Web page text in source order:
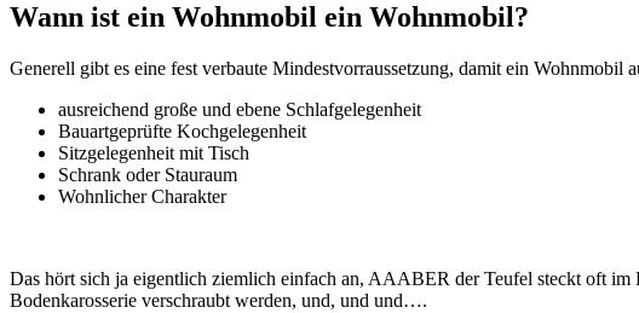
Wann ist ein Wohnmobil ein Wohnmobil?
Generell gibt es eine fest verbaute Mindestvorraussetzung, damit ein
ausreichend große und ebene Schlafgelegenheit
Bauartgeprüfte Kochgelegenheit
Sitzgelegenheit mit Tisch
Schrank oder Stauraum
Wohnlicher Charakter
Das hört sich ja eigentlich ziemlich einfach an, AAABER der Teufel steckt oft im
Bodenkarosserie verschraubt werden, und, und und….